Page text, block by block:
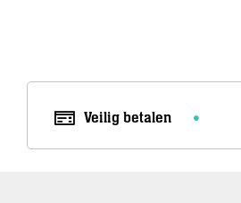
Veilig betalen